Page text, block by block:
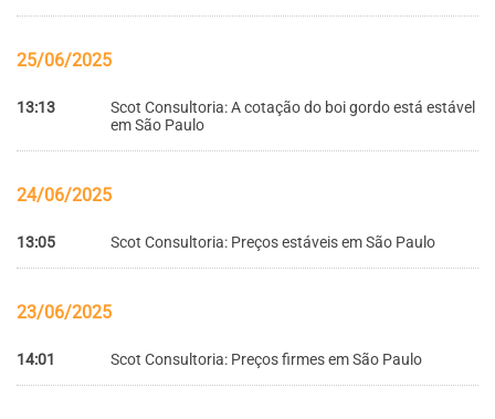
25/06/2025
13:13
Scot Consultoria: A cotação do boi gordo está estável
em São Paulo
24/06/2025
13:05 Scot Consultoria: Preços estáveis em São Paulo
23/06/2025
14:01 Scot Consultoria: Preços firmes em São Paulo